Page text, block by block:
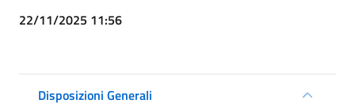
22/11/2025 11:56
Disposizioni Generali